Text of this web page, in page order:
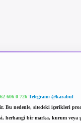
606 0 726 Telegram: @karabul
Bu nedenle, sitedeki içerikleri
bir marka, kurum veya